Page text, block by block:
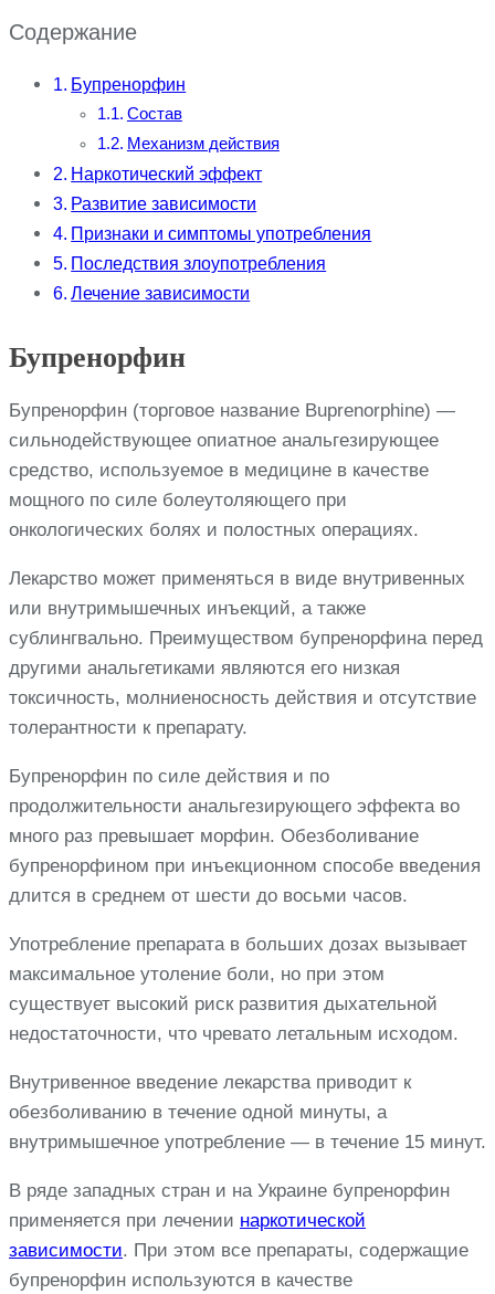
Содержание
Бупренорфин
Состав
Механизм действия
Наркотический эффект
Развитие зависимости
Признаки и симптомы употребления
Последствия злоупотребления
Лечение зависимости
Бупренорфин
Бупренорфин (торговое название Buprenorphine) —
сильнодействующее опиатное анальгезирующее
средство, используемое в медицине в качестве
мощного по силе болеутоляющего при
онкологических болях и полостных операциях.
Лекарство может применяться в виде внутривенных
или внутримышечных инъекций, а также
сублингвально. Преимуществом бупренорфина перед
другими анальгетиками являются его низкая
токсичность, молниеносность действия и отсутствие
толерантности к препарату.
Бупренорфин по силе действия и по
продолжительности анальгезирующего эффекта во
много раз превышает морфин. Обезболивание
бупренорфином при инъекционном способе введения
длится в среднем от шести до восьми часов.
Употребление препарата в больших дозах вызывает
максимальное утоление боли, но при этом
существует высокий риск развития дыхательной
недостаточности, что чревато летальным исходом.
Внутривенное введение лекарства приводит к
обезболиванию в течение одной минуты, а
внутримышечное употребление — в течение 15 минут.
В ряде западных стран и на Украине бупренорфин
применяется при лечении наркотической
зависимости. При этом все препараты, содержащие
бупренорфин используются в качестве